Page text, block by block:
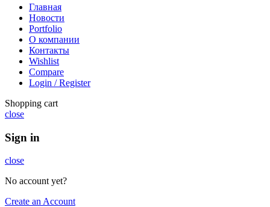
Главная
Новости
Portfolio
О компании
Контакты
Wishlist
Compare
Login / Register
Shopping cart
close
Sign in
close
No account yet?
Create an Account